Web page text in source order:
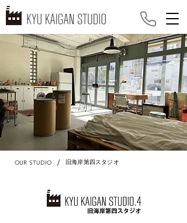
OUR STUDIO / 旧海岸第四スタジオ